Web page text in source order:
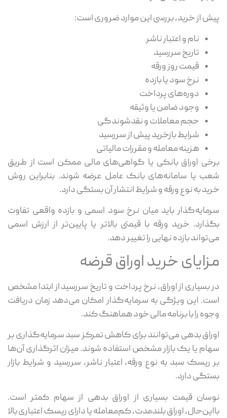
پیش از خرید، بررسی این موارد ضروری است:
نام و اعتبار ناشر
تاریخ سررسید
قیمت روز ورقه
نرخ سود یا بازده
دوره‌های پرداخت
وجود ضامن یا وثیقه
حجم معاملات و نقدشوندگی
شرایط بازخرید پیش از سررسید
هزینه معامله و مقررات مالیاتی
برخی اوراق بانکی یا گواهی‌های مالی ممکن است از طریق
شعب یا سامانه‌های بانک عامل عرضه شوند. بنابراین روش
خرید به نوع ورقه و شرایط انتشار آن بستگی دارد.
سرمایه‌گذار باید میان نرخ سود اسمی و بازده واقعی تفاوت
بگذارد. خرید ورقه با قیمتی بالاتر یا پایین‌تر از ارزش اسمی
می‌تواند بازده نهایی را تغییر دهد.
مزایای خرید اوراق قرضه
در بسیاری از اوراق، نرخ پرداخت و تاریخ سررسید از ابتدا مشخص
است. این ویژگی به سرمایه‌گذار امکان می‌دهد زمان دریافت
وجوه را با برنامه مالی خود هماهنگ کند.
اوراق بدهی می‌توانند برای کاهش تمرکز سبد سرمایه‌گذاری بر
سهام یا یک بازار مشخص استفاده شوند. میزان اثرگذاری آن‌ها
بر ریسک سبد به نوع ورقه، اعتبار ناشر، سررسید و شرایط بازار
بستگی دارد.
نوسان قیمت بسیاری از اوراق بدهی از سهام کمتر است.
بااین‌حال، اوراق بلندمدت، کم‌معامله یا دارای ریسک اعتباری بالا